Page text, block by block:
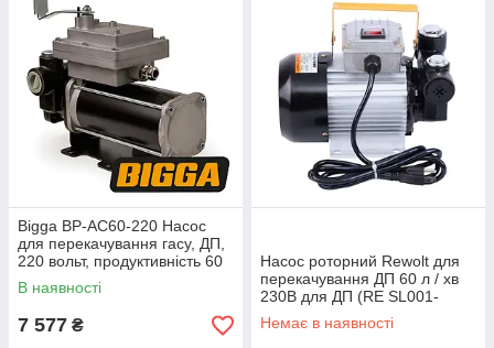
Bigga BP-AC60-220 Насос
для перекачування гасу, ДП,
220 вольт, продуктивність 60
л / хв
В наявності
7 577 ₴
Насос роторний Rewolt для
перекачування ДП 60 л / хв
230В для ДП (RE SL001-
220V)
Немає в наявності